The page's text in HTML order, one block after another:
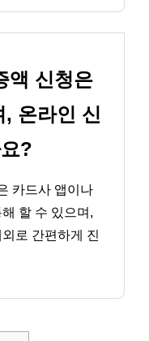
액 신청은
, 온라인 신
?
카드사 앱이나
할 수 있으며,
로 간편하게 진